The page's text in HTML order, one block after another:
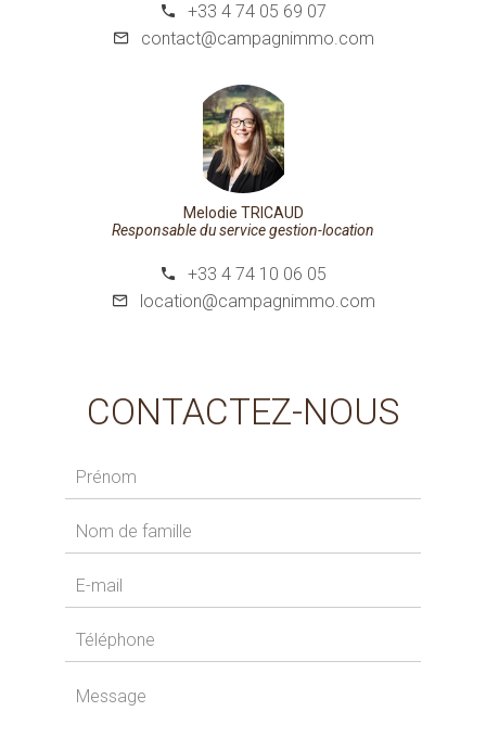
+33 4 74 05 69 07
contact@campagnimmo.com
Melodie TRICAUD
Responsable du service gestion-location
+33 4 74 10 06 05
location@campagnimmo.com
CONTACTEZ-NOUS